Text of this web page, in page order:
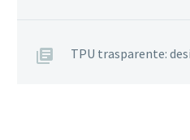
TPU trasparente: